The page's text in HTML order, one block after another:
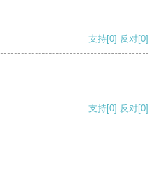
支持[0] 反对[0]
支持[0] 反对[0]